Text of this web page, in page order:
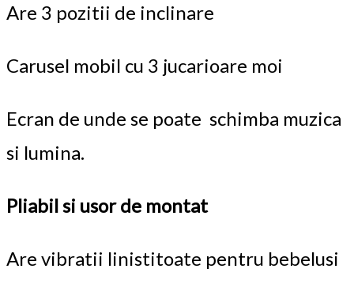
Are 3 pozitii de inclinare
Carusel mobil cu 3 jucarioare moi
Ecran de unde se poate schimba muzica
si lumina.
Pliabil si usor de montat
Are vibratii linistitoate pentru bebelusi